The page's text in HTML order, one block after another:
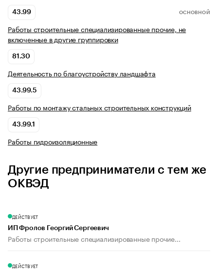
43.99 ОСНОВНОЙ
Работы строительные специализированные прочие, не
включенные в другие группировки
81.30
Деятельность по благоустройству ландшафта
43.99.5
Работы по монтажу стальных строительных конструкций
43.99.1
Работы гидроизоляционные
Другие предприниматели с тем же
ОКВЭД
ДЕЙСТВУЕТ
ИП Фролов Георгий Сергеевич
Работы строительные специализированные прочие...
ДЕЙСТВУЕТ